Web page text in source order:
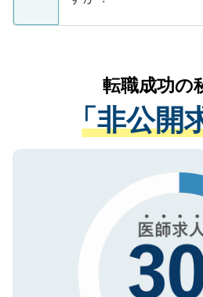
支援を目的に使用いた
ているすべての個人デ
は、個人情報の取り扱
管理基準を満たした事
る、プライバシーマー
ご登録いただいた個人
で、機密保持に関して
かがいして、現在の医
経験をまじえながら、
させていただきます。
ない方には、長期的な
ので、まずはご登録く
転職成功の
「非公開